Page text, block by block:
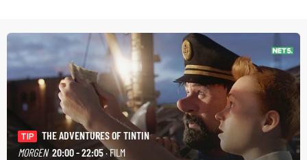
TIP
THE ADVENTURES OF TINTIN
MORGEN 20:00 - 22:05· FILM